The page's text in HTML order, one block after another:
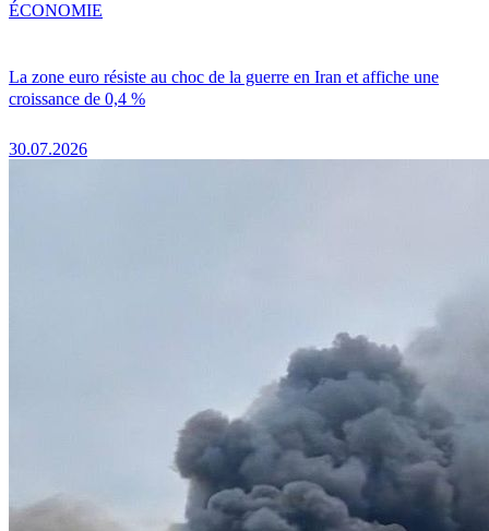
La zone euro résiste au choc de la guerre en Iran et affiche une
croissance de 0,4 %
30.07.2026
ÉCONOMIE